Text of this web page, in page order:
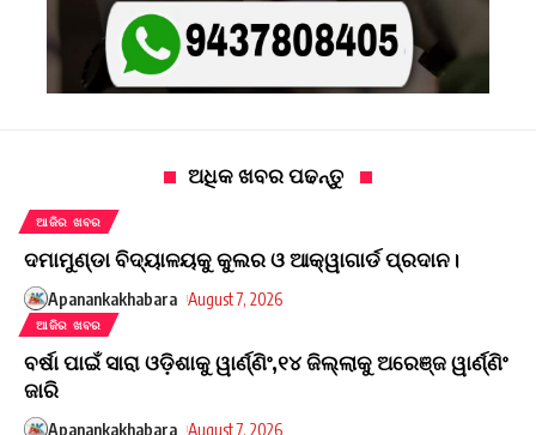
ଅଧିକ ଖବର ପଢନ୍ତୁ
ଆଜିର ଖବର
ଦମାମୁଣ୍ଡା ବିଦ୍ୟାଳୟକୁ କୁଲର ଓ ଆକ୍ୱାଗାର୍ଡ ପ୍ରଦାନ।
Apanankakhabara August 7, 2026
ଆଜିର ଖବର
ବର୍ଷା ପାଇଁ ସାରା ଓଡ଼ିଶାକୁ ୱାର୍ଣ୍ଣିଂ,୧୪ ଜିଲ୍ଲାକୁ ଅରେଞ୍ଜ ୱାର୍ଣ୍ଣିଂ
ଜାରି
Apanankakhabara August 7, 2026